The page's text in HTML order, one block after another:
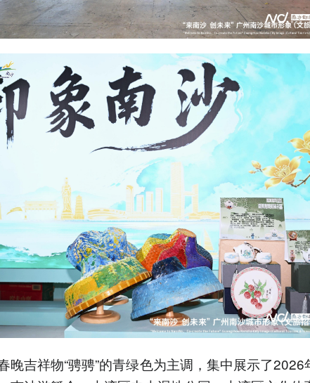
晚吉祥物“骋骋”的青绿色为主调，集中展示了2026